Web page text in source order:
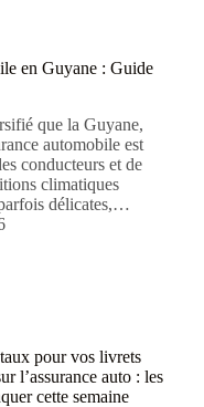
en Guyane : Guide
que la Guyane,
automobile est
conducteurs et de
climatiques
délicates,…
pour vos livrets
l’assurance auto : les
cette semaine